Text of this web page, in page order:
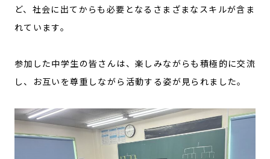
ど、社会に出てからも必要となるさまざまなスキルが含ま
れています。
参加した中学生の皆さんは、楽しみながらも積極的に交流
し、お互いを尊重しながら活動する姿が見られました。